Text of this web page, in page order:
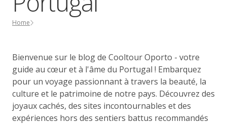
Home
Bienvenue sur le blog de Cooltour Oporto - votre
guide au cœur et à l'âme du Portugal ! Embarquez
pour un voyage passionnant à travers la beauté, la
culture et le patrimoine de notre pays. Découvrez des
joyaux cachés, des sites incontournables et des
expériences hors des sentiers battus recommandés